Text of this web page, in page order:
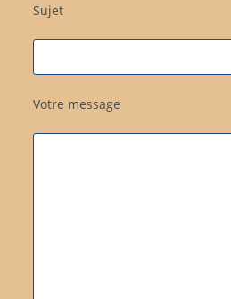
Sujet
Votre message